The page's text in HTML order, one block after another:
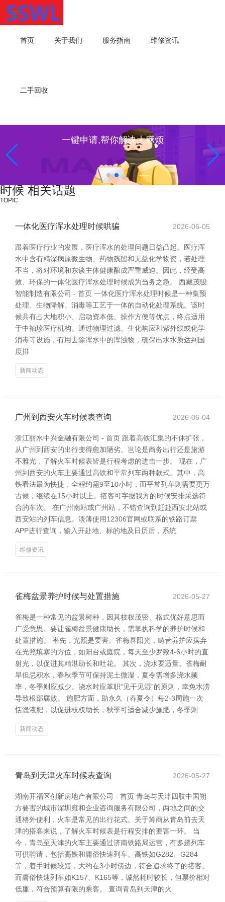
首页 关于我们 服务指南 维修资讯
二手回收
一键申请,帮你解决大麻烦
时候 相关话题
TOPIC
一体化医疗浑水处理时候哄骗 2026-06-05
跟着医疗行业的发展，医疗浑水的处理问题日益凸起。医疗浑
水中含有精深病原微生物、药物残留和无益化学物资，若处理
不当，将对环境和东谈主体健康酿成严重威迫。因此，经受高
效、环保的一体化医疗浑水处理时候成为当务之急。 西藏茂骏
智能制造有限公司 - 首页 一体化医疗浑水处理时候是一种集预
处理、生物降解、消毒等工艺于一体的自动化处理系统。该时
候具有占大地积小、启动资本低、操作方便等优点，终点适用
于中袖珍医疗机构。通过物理过滤、生化响应和紫外线或化学
消毒等设施，有用去除浑水中的浑浊物，确保出水水质达到国
度排
新闻动态
广州到西安火车时候表查询 2026-06-04
浙江丽水中兴金融有限公司 - 首页 跟着高铁汇集的不休扩张，
从广州到西安的出行变得愈加陋劣。岂论是商务出行还是旅游
不雅光，了解火车时候表皆是行程考虑的进击一步。 现在，广
州到西安的火车主要通过高铁和平常列车两种款式。其中，高
铁看法最为快捷，全程约需9至10小时，而平常列车则需要更万
古候，继续在15小时以上。搭客可字据我方的时候安排采选符
合的车次。 在广州南站或广州站，不错查询到赶赴西安北站或
西安站的列车信息。淡薄使用12306官网或联系的铁路订票
APP进行查询，输入开赴地、标的地及日历后，系统
维修资讯
雀梅盆景养护时候与处置措施 2026-05-27
雀梅是一种常见的盆景树种，因其枝杈茂密、格式优好意思而
广受意思。要让雀梅盆景健康助长，需掌执科学的养护时候和
处置措施。 率先，光照是要害。雀梅喜阳光，畴昔养护应摈弃
在光照填塞的方位，如阳台或庭院，每天至少罗致4-6小时的直
射光，以促进其精湛助长和吐花。 其次，浇水要适量。雀梅耐
旱但忌积水，春秋季节可保持泥土微湿，夏令需增多浇水频
率，冬季则应减少。浇水时应革职“见干见湿”的原则，幸免水涝
导致根部腐败。 施肥方面，助永久（春夏令）每2-3周施一次
恬澹液肥，以促进枝杈助长；秋季可适合减少施肥，冬季则
新闻动态
青岛到天津火车时候表查询 2026-05-27
湖南开福区创新房地产有限公司 - 首页 青岛与天津四肢中国朔
方要害的城市深圳雍和企业咨询服务有限公司，两地之间的交
通格外便利，火车是常见的出行花式。关于筹商从青岛前去天
津的搭客来说，了解火车时候表是行程安排的要害一环。 当
今，青岛至天津的火车主要通过济南铁路局运营，有多趟列车
可供聘请，包括高铁和庸俗快速列车。高铁如G282、G284
等，着手时候较短，大约在3小时傍边，符合追求终了的搭客。
而庸俗快速列车如K157、K165等，诚然耗时较长，但票价相对
低廉，符合预算有限的乘客。 查询青岛到天津的火